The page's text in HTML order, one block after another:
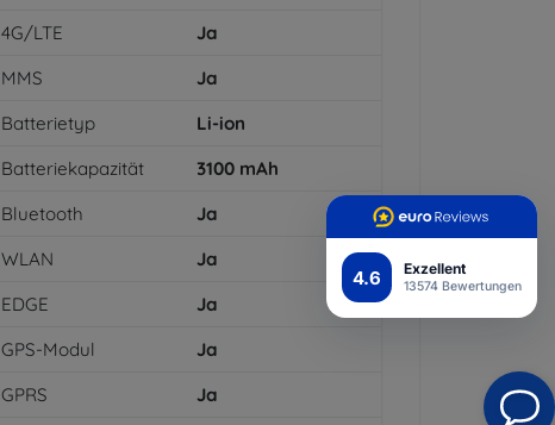
4.6 Exzellent
13574 Bewertungen
4G/LTE
Ja
MMS
Ja
Batterietyp
Li-ion
Batteriekapazität
3100 mAh
Bluetooth
Ja
WLAN
Ja
EDGE
Ja
GPS-Modul
Ja
GPRS
Ja